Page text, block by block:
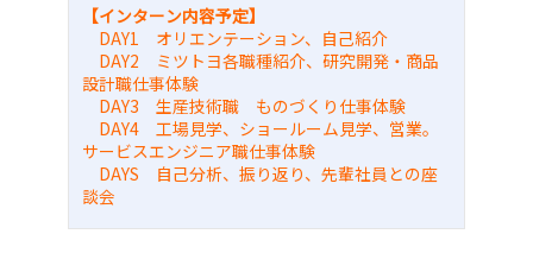
【インターン内容予定】
DAY1 オリエンテーション、自己紹介
DAY2 ミツトヨ各職種紹介、研究開発・商品
設計職仕事体験
DAY3 生産技術職 ものづくり仕事体験
DAY4 工場見学、ショールーム見学、営業。
サービスエンジニア職仕事体験
DAYS 自己分析、振り返り、先輩社員との座
談会